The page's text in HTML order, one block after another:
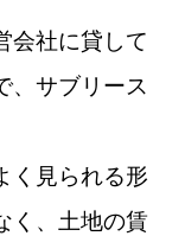
会社に貸して
、サブリース
く見られる形
く、土地の賃